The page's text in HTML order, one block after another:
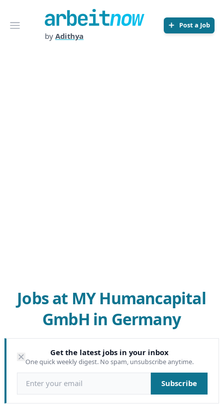
Open menu
Arbeitnow
by Adithya
Post a Job
Jobs at MY Humancapital
GmbH in Germany
Get the latest jobs in your inbox
One quick weekly digest. No spam, unsubscribe anytime.
Email address Subscribe